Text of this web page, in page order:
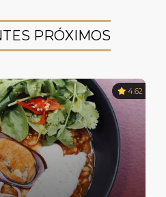
PRÓXIMOS
4.62